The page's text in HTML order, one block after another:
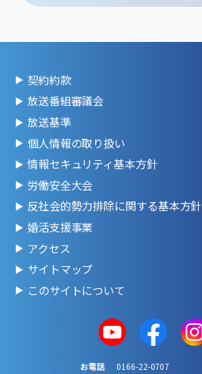
契約約款
放送番組審議会
放送基準
個人情報の取り扱い
情報セキュリティ基本方針
労働安全大会
反社会的勢力排除に関する基本方針
婚活支援事業
アクセス
サイトマップ
このサイトについて
お電話
0166-22-0707